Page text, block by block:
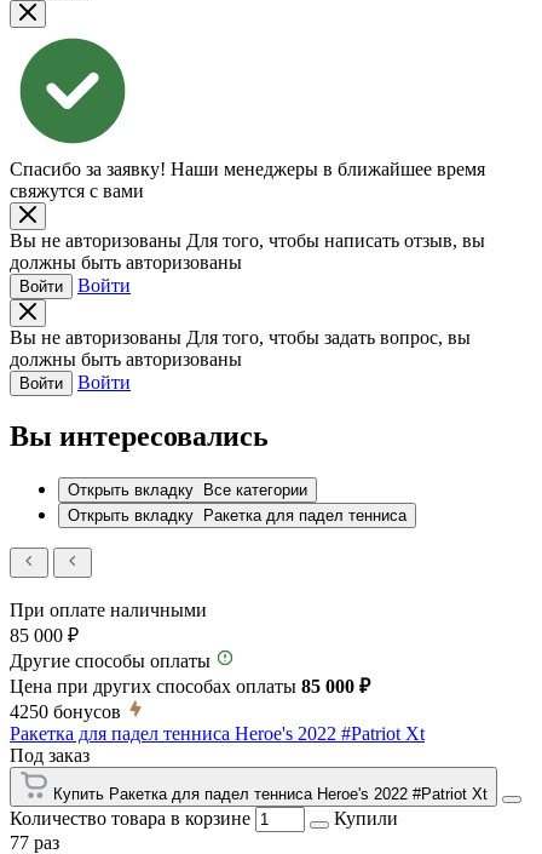
Спасибо за заявку! Наши менеджеры в ближайшее время
свяжутся с вами
Вы не авторизованы Для того, чтобы написать отзыв, вы
должны быть авторизованы
Войти Войти
Вы не авторизованы Для того, чтобы задать вопрос, вы
должны быть авторизованы
Войти Войти
Вы интересовались
Открыть вкладку
Все категории
Открыть вкладку
Ракетка для падел тенниса
При оплате наличными
85 000 ₽
Другие способы оплаты
Цена при других способах оплаты 85 000 ₽
4250 бонусов
Ракетка для падел тенниса Heroe's 2022 #Patriot Xt
Под заказ
Купить Ракетка для падел тенниса Heroe's 2022 #Patriot Xt
Количество товара в корзине
Купили
77 раз